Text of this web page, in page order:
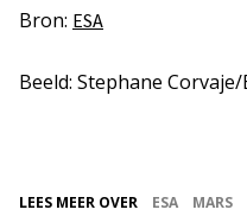
Bron: ESA
Beeld: Stephane Corvaje/
LEES MEER OVER ESA MARS